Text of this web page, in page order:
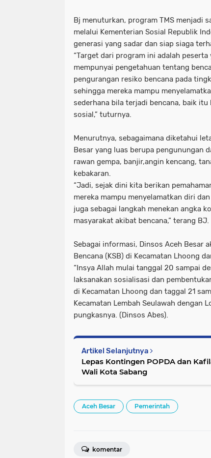
Bj menuturkan, program TMS menjadi
melalui Kementerian Sosial Republik
generasi yang sadar dan siap siaga
“Target dari program ini adalah
mempunyai pengetahuan tentang
pengurangan resiko bencana pada
sehingga mereka mampu
sederhana bila terjadi bencana, baik itu
sosial,” tuturnya.
Menurutnya, sebagaimana diketahui
Besar yang luas berupa pengunungan
rawan gempa, banjir,angin kencang,
kebakaran.
“Jadi, sejak dini kita berikan
mereka mampu menyelamatkan diri
juga sebagai langkah menekan angka
masyarakat akibat bencana,” terang BJ.
Sebagai informasi, Dinsos Aceh Besar
Bencana (KSB) di Kecamatan Lhoong
“Insya Allah mulai tanggal 20 sampai
laksanakan sosialisasi dan
di Kecamatan Lhoong dan taggal 21
Kecamatan Lembah Seulawah dengan
pungkasnya. (Dinsos Abes).
Artikel Selanjutnya
Lepas Kontingen POPDA dan
Wali Kota Sabang
Aceh Besar Pemerintah
komentar